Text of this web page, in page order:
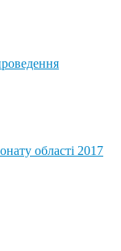
області 2017